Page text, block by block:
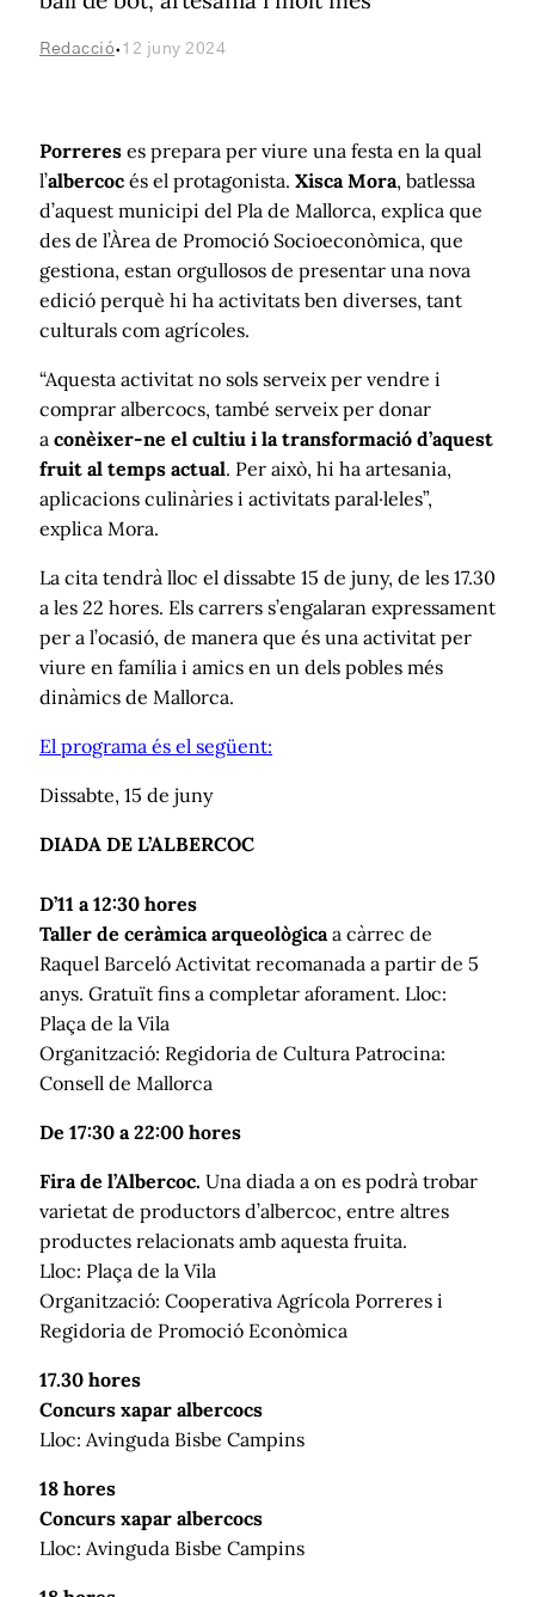
Redacció· 12 juny 2024
Porreres es prepara per viure una festa en la qual
l’albercoc és el protagonista. Xisca Mora, batlessa
d’aquest municipi del Pla de Mallorca, explica que
des de l’Àrea de Promoció Socioeconòmica, que
gestiona, estan orgullosos de presentar una nova
edició perquè hi ha activitats ben diverses, tant
culturals com agrícoles.
“Aquesta activitat no sols serveix per vendre i
comprar albercocs, també serveix per donar
a conèixer-ne el cultiu i la transformació d’aquest
fruit al temps actual. Per això, hi ha artesania,
aplicacions culinàries i activitats paral·leles”,
explica Mora.
La cita tendrà lloc el dissabte 15 de juny, de les 17.30
a les 22 hores. Els carrers s’engalaran expressament
per a l’ocasió, de manera que és una activitat per
viure en família i amics en un dels pobles més
dinàmics de Mallorca.
El programa és el següent:
Dissabte, 15 de juny
DIADA DE L’ALBERCOC
D’11 a 12:30 hores
Taller de ceràmica arqueològica a càrrec de
Raquel Barceló Activitat recomanada a partir de 5
anys. Gratuït fins a completar aforament. Lloc:
Plaça de la Vila
Organització: Regidoria de Cultura Patrocina:
Consell de Mallorca
De 17:30 a 22:00 hores
Fira de l’Albercoc. Una diada a on es podrà trobar
varietat de productors d’albercoc, entre altres
productes relacionats amb aquesta fruita.
Lloc: Plaça de la Vila
Organització: Cooperativa Agrícola Porreres i
Regidoria de Promoció Econòmica
17.30 hores
Concurs xapar albercocs
Lloc: Avinguda Bisbe Campins
18 hores
Concurs xapar albercocs
Lloc: Avinguda Bisbe Campins